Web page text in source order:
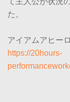
た。
アイアムアヒー
https://20hours-